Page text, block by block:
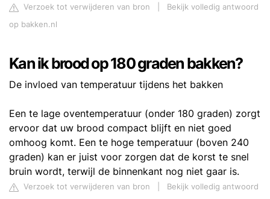
Verzoek tot verwijderen van bron
Bekijk volledig antwoord
op bakken.nl
Kan ik brood op 180 graden bakken?
De invloed van temperatuur tijdens het bakken
Een te lage oventemperatuur (onder 180 graden) zorgt
ervoor dat uw brood compact blijft en niet goed
omhoog komt. Een te hoge temperatuur (boven 240
graden) kan er juist voor zorgen dat de korst te snel
bruin wordt, terwijl de binnenkant nog niet gaar is.
Verzoek tot verwijderen van bron
Bekijk volledig antwoord